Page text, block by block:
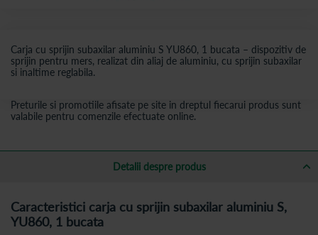
Carja cu sprijin subaxilar aluminiu S YU860, 1 bucata – dispozitiv de
sprijin pentru mers, realizat din aliaj de aluminiu, cu sprijin subaxilar
si inaltime reglabila.
Preturile si promotiile afisate pe site in dreptul fiecarui produs sunt
valabile pentru comenzile efectuate online.
Detalii despre produs
Caracteristici carja cu sprijin subaxilar aluminiu S,
YU860, 1 bucata